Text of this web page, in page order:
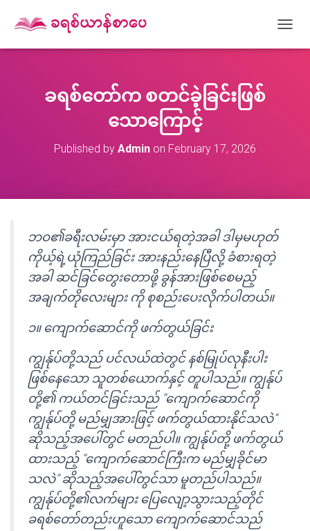
O
ခရစ်တော်က စတင်ခဲ့ခြင်းဖြစ်
သောကြောင့်
Published by Admin on February 17, 2026
ဘဝ၏ခရီးလမ်းမှာ အားငယ်ရတဲ့အခါ ဒါမှမဟုတ်
ကိုယ့်ရဲ့ယုံကြည်ခြင်း အားနည်းနေပြီလို့ ခံစားရတဲ့
အခါ ဆင်ခြင်တွေးတောဖို့ ခွန်အားဖြစ်စေမည့်
အချက်တိုလေးများ ကို စုစည်းပေးလိုက်ပါတယ်။
၁။ ကျောက်ဆောင်ကို ဖက်တွယ်ခြင်း
ကျွန်ုပ်တို့သည် ပင်လယ်ထဲတွင် နစ်မြုပ်လုနီးပါး
ဖြစ်နေသော သူတစ်ယောက်နှင့် တူပါသည်။ ကျွန်ုပ်
တို့၏ ကယ်တင်ခြင်းသည် “ကျောက်ဆောင်ကို
ကျွန်ုပ်တို့ မည်မျှအားဖြင့် ဖက်တွယ်ထားနိုင်သလဲ”
ဆိုသည့်အပေါ်တွင် မတည်ပါ။ ကျွန်ုပ်တို့ ဖက်တွယ်
ထားသည့် “ကျောက်ဆောင်ကြီးက မည်မျှခိုင်မာ
သလဲ” ဆိုသည့်အပေါ်တွင်သာ မူတည်ပါသည်။
ကျွန်ုပ်တို့၏လက်များ ပြေလျော့သွားသည့်တိုင်
ခရစ်တော်တည်းဟူသော ကျောက်ဆောင်သည်